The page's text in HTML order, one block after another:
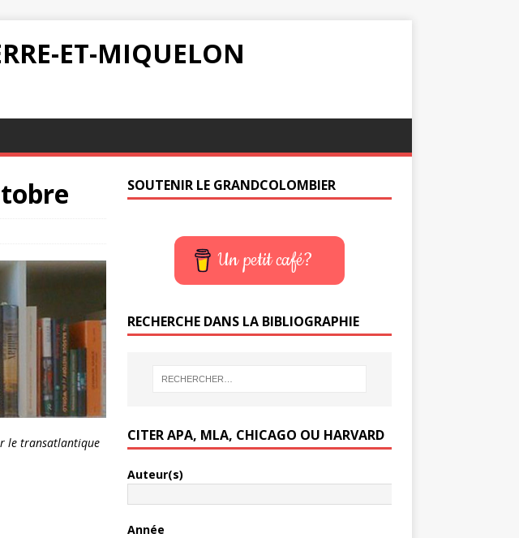
ET-MIQUELON
le transatlantique
SOUTENIR LE GRANDCOLOMBIER
Un petit café?
RECHERCHE DANS LA BIBLIOGRAPHIE
CITER APA, MLA, CHICAGO OU HARVARD
Auteur(s)
Année